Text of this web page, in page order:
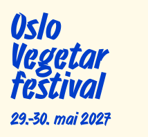
Oslo
Vegetar
festival
29.-30. mai 2027